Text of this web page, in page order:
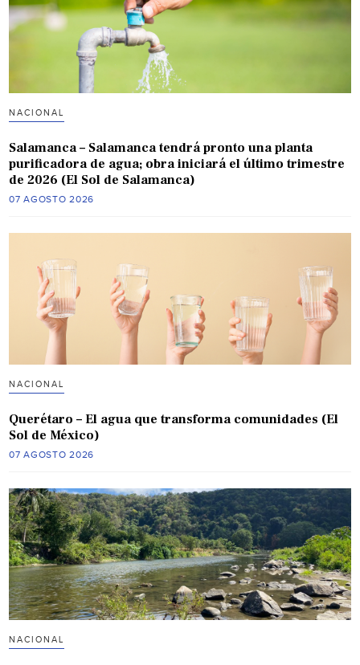
NACIONAL
Salamanca – Salamanca tendrá pronto una planta
purificadora de agua; obra iniciará el último trimestre
de 2026 (El Sol de Salamanca)
07 AGOSTO 2026
NACIONAL
Querétaro – El agua que transforma comunidades (El
Sol de México)
07 AGOSTO 2026
NACIONAL